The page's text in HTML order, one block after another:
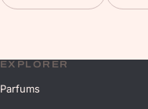
EXPLORER
Parfums